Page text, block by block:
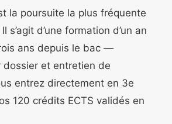
la poursuite la plus fréquente
s’agit d’une formation d’un an
ans depuis le bac —
dossier et entretien de
entrez directement en 3e
120 crédits ECTS validés en